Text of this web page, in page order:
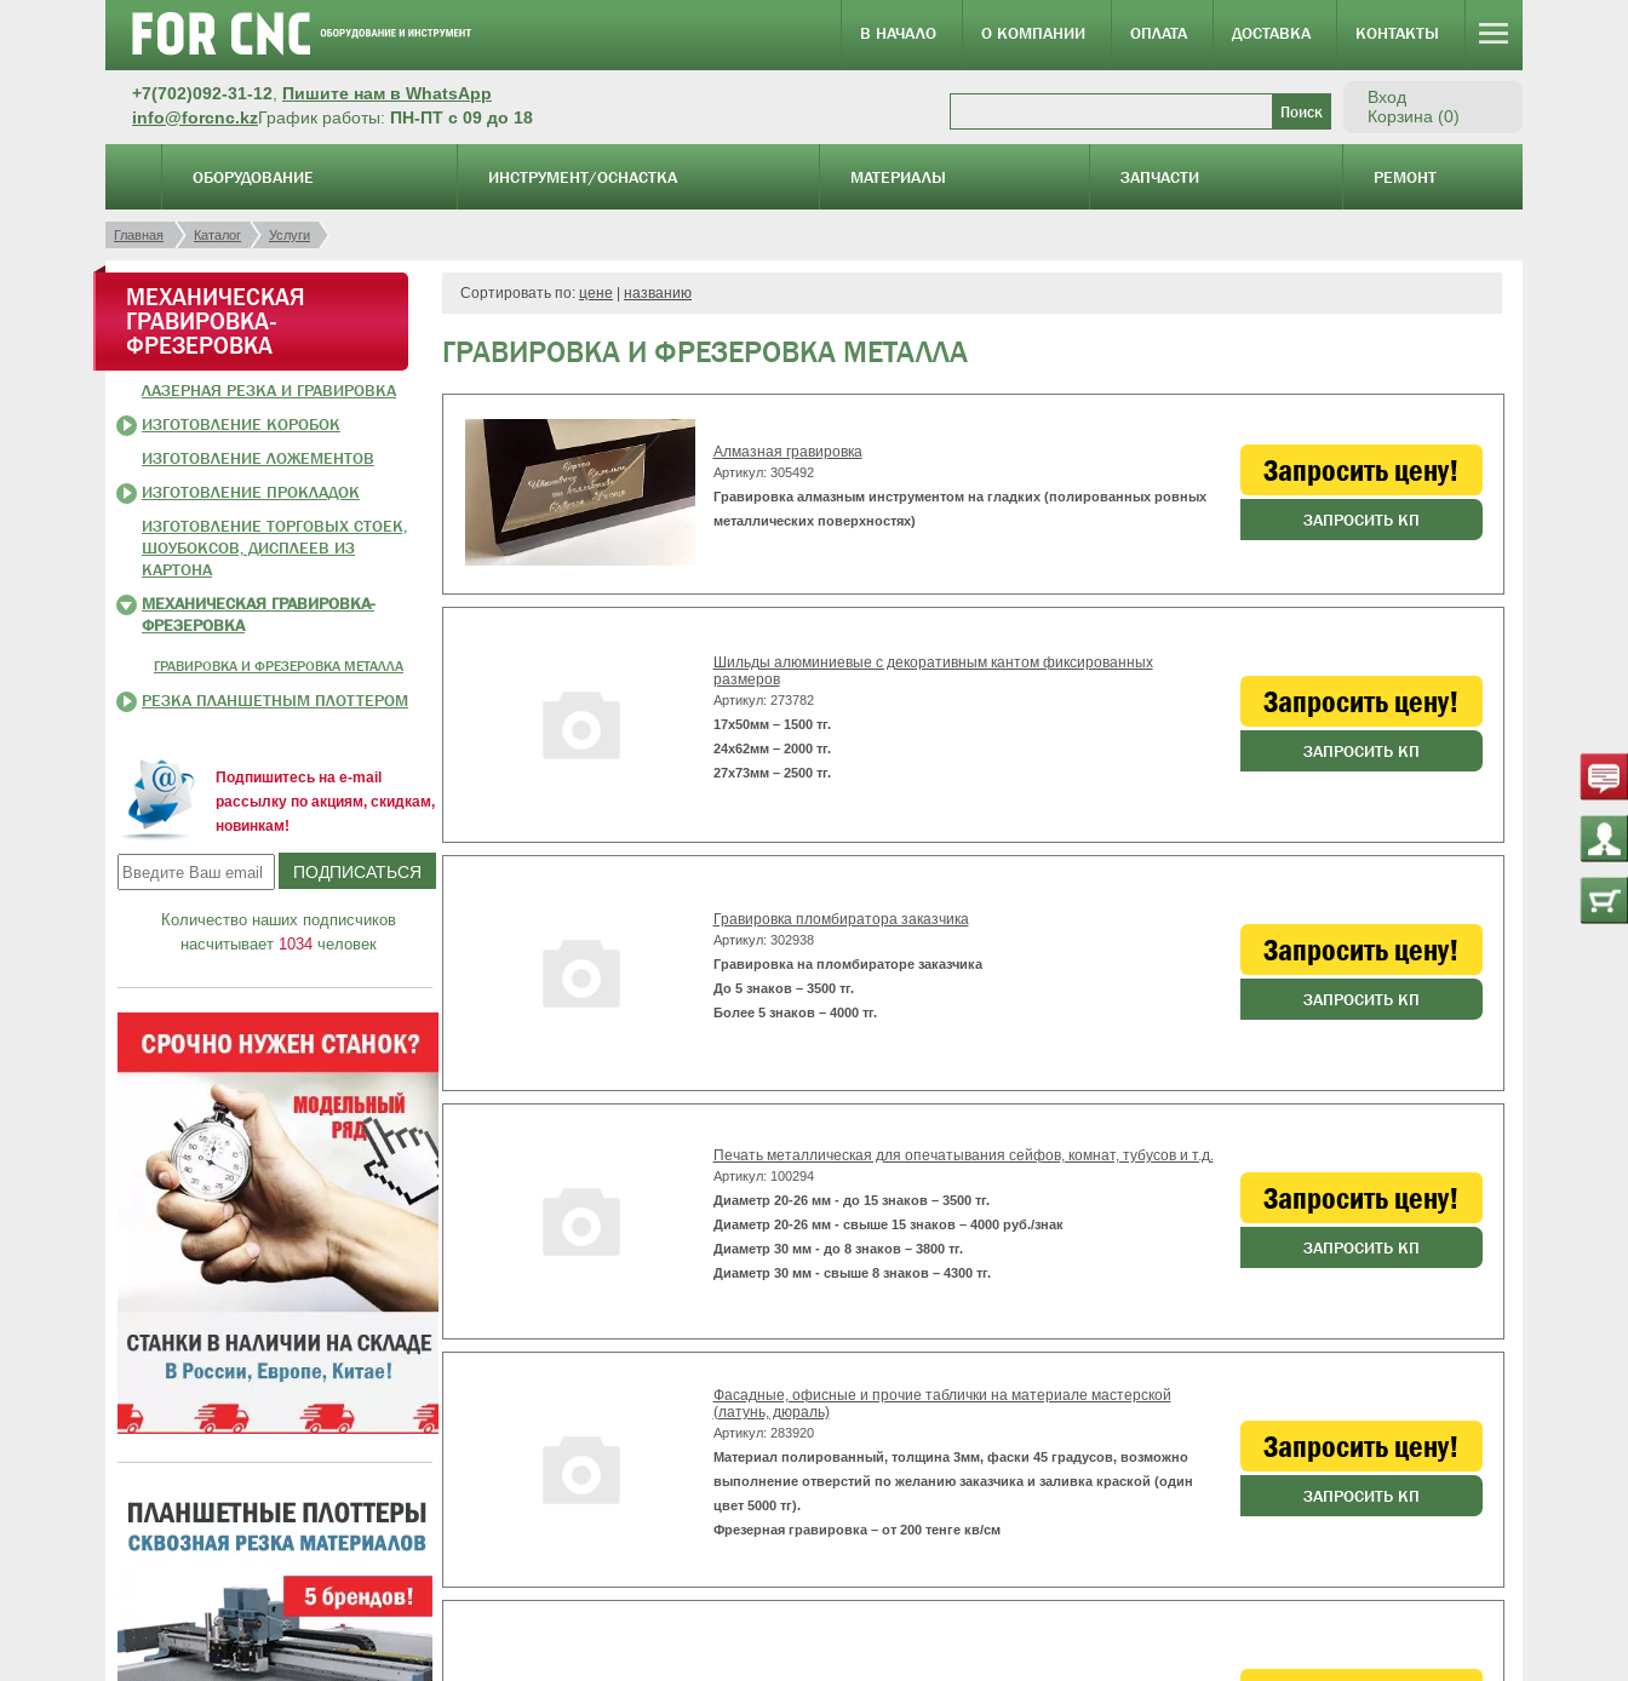
В НАЧАЛО О КОМПАНИИ ОПЛАТА ДОСТАВКА КОНТАКТЫ
+7(702)092-31-12
Пишите нам в WhatsApp
info@forcnc.kzГрафик работы: ПН-ПТ с 09 до 18
Вход
Корзина (0)
ОБОРУДОВАНИЕ ИНСТРУМЕНТ/ОСНАСТКА МАТЕРИАЛЫ ЗАПЧАСТИ РЕМОНТ
Главная Каталог Услуги
МЕХАНИЧЕСКАЯ
ГРАВИРОВКА-
ФРЕЗЕРОВКА
ЛАЗЕРНАЯ РЕЗКА И ГРАВИРОВКА
ИЗГОТОВЛЕНИЕ КОРОБОК
ИЗГОТОВЛЕНИЕ ЛОЖЕМЕНТОВ
ИЗГОТОВЛЕНИЕ ПРОКЛАДОК
ИЗГОТОВЛЕНИЕ ТОРГОВЫХ СТОЕК,
ШОУБОКСОВ, ДИСПЛЕЕВ ИЗ
КАРТОНА
МЕХАНИЧЕСКАЯ ГРАВИРОВКА-
ФРЕЗЕРОВКА
ГРАВИРОВКА И ФРЕЗЕРОВКА МЕТАЛЛА
РЕЗКА ПЛАНШЕТНЫМ ПЛОТТЕРОМ
Подпишитесь на e-mail
рассылку по акциям, скидкам,
новинкам!
Количество наших подписчиков
насчитывает 1034человек
Сортировать по: цене названию
ГРАВИРОВКА И ФРЕЗЕРОВКА МЕТАЛЛА
Алмазная гравировка
Артикул: 305492
Гравировка алмазным инструментом на гладких (полированных ровных
металлических поверхностях)
Запросить цену!
ЗАПРОСИТЬ КП
Шильды алюминиевые с декоративным кантом фиксированных
размеров
Артикул: 273782
17x50мм – 1500 тг.
24x62мм – 2000 тг.
27x73мм – 2500 тг.
Запросить цену!
ЗАПРОСИТЬ КП
Гравировка пломбиратора заказчика
Артикул: 302938
Гравировка на пломбираторе заказчика
До 5 знаков – 3500 тг.
Более 5 знаков – 4000 тг.
Запросить цену!
ЗАПРОСИТЬ КП
Печать металлическая для опечатывания сейфов, комнат, тубусов и т.д.
Артикул: 100294
Диаметр 20-26 мм - до 15 знаков – 3500 тг.
Диаметр 20-26 мм - свыше 15 знаков – 4000 руб./знак
Диаметр 30 мм - до 8 знаков – 3800 тг.
Диаметр 30 мм - свыше 8 знаков – 4300 тг.
Запросить цену!
ЗАПРОСИТЬ КП
Фасадные, офисные и прочие таблички на материале мастерской
(латунь, дюраль)
Артикул: 283920
Материал полированный, толщина 3мм, фаски 45 градусов, возможно
выполнение отверстий по желанию заказчика и заливка краской (один
цвет 5000 тг).
Фрезерная гравировка – от 200 тенге кв/см
Запросить цену!
ЗАПРОСИТЬ КП